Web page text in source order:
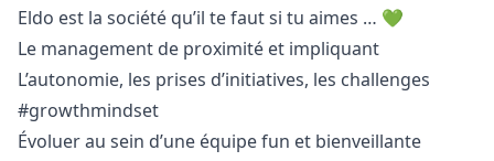
Eldo est la société qu’il te faut si tu aimes … 💚
Le management de proximité et impliquant
L’autonomie, les prises d’initiatives, les challenges
#growthmindset
Évoluer au sein d’une équipe fun et bienveillante